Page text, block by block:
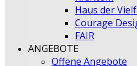
Haus der
Courage
FAIR
ANGEBOTE
Offene Angebote